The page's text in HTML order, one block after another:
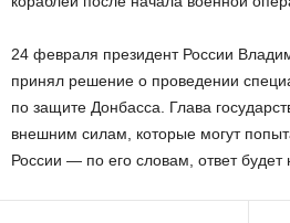
24 февраля президент России
принял решение о проведении
по защите Донбасса. Глава
внешним силам, которые могут
России — по его словам, ответ будет